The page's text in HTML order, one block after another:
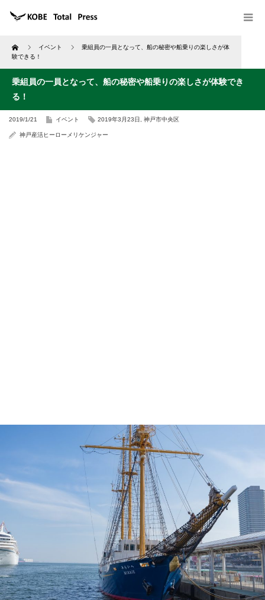
Home イベント
乗組員の一員となって、船の秘密や船乗りの楽しさが体
験できる！
乗組員の一員となって、船の秘密や船乗りの楽しさが体験でき
る！
2019/1/21 イベント 2019年3月23日 神戸市中央区
神戸産活ヒーローメリケンジャー